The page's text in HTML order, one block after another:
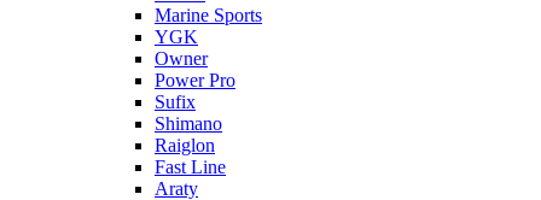
Marine Sports
YGK
Owner
Power Pro
Sufix
Shimano
Raiglon
Fast Line
Araty